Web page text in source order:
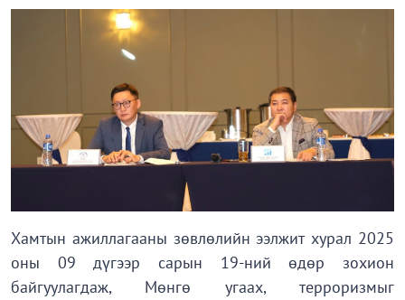
Хамтын ажиллагааны зөвлөлийн ээлжит хурал 2025
оны 09 дүгээр сарын 19-ний өдөр зохион
байгуулагдаж, Мөнгө угаах, терроризмыг